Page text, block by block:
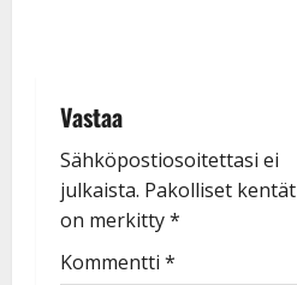
Vastaa
Sähköpostiosoitettasi ei
julkaista. Pakolliset kentät
on merkitty*
Kommentti *